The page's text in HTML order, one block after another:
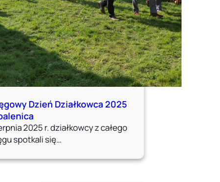
Dzień Działkowca 2025
2025 r. działkowcy z całego
spotkali się…